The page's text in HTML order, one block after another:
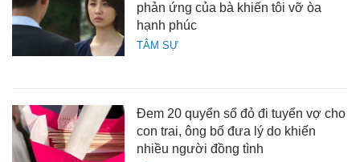
TÂM SỰ
phản ứng của bà khiến tôi vỡ òa
hạnh phúc
Đem 20 quyển sổ đỏ đi tuyển vợ cho
con trai, ông bố đưa lý do khiến
nhiều người đồng tình